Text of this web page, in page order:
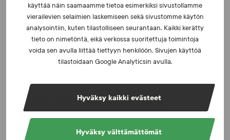
käyttää näin saamaamme tietoa esimerkiksi sivustollamme
vierailevien selaimien laskemiseen sekä sivustomme käytön
analysointiin, kuten tilastolliseen seurantaan. Kaikki kerätty
tieto on nimetöntä, eikä verkossa suoritettuja toimintoja
voida sen avulla liittää tiettyyn henkilöön. Sivujen käyttöä
tilastoidaan Google Analyticsin avulla.
Hyväksy kaikki evästeet
Hyväksy välttämättömät
UUTISET - 16.7.2026
Dopingrikkomuspäätösten julkistaminen: kysymyksiä
ja vastauksia EUT:n ratkaisusta
UUTISET - 30.6.2026
SUEKin sivuilla uusi blogisarja urheilun ja
väkivaltaisten alakulttuurien suhteesta